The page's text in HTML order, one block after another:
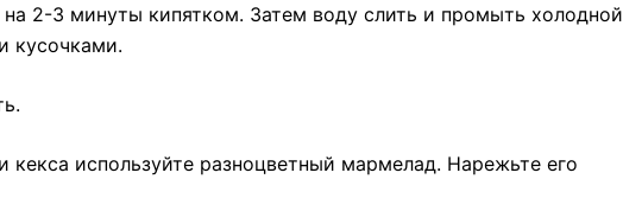
на 2-3 минуты кипятком. Затем воду слить и промыть холодной
кусочками.
используйте разноцветный мармелад. Нарежьте его